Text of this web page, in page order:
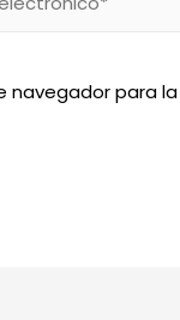
para